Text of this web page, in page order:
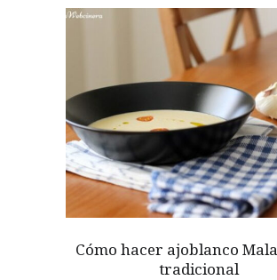
¿TE GUSTARÍA UNIRTE A NUESTRA
ÚNETE A LA NEWSLETTER
RECOMENDACIONES
Cómo hacer ajoblanco
tradicional